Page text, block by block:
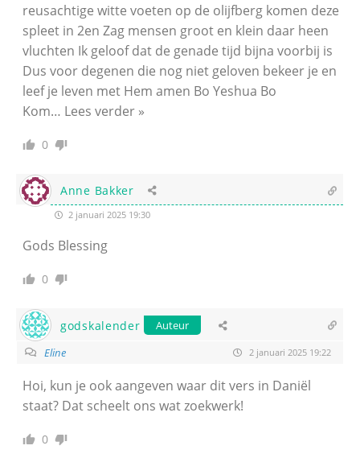
reusachtige witte voeten op de olijfberg komen deze
spleet in 2en Zag mensen groot en klein daar heen
vluchten Ik geloof dat de genade tijd bijna voorbij is
Dus voor degenen die nog niet geloven bekeer je en
leef je leven met Hem amen Bo Yeshua Bo
Kom… Lees verder »
0
Anne Bakker
2 januari 2025 19:30
Gods Blessing
0
godskalender
Auteur
Eline
2 januari 2025 19:22
Hoi, kun je ook aangeven waar dit vers in Daniël
staat? Dat scheelt ons wat zoekwerk!
0